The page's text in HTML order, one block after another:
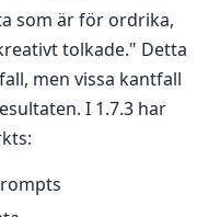
som är för ordrika,
tolkade." Detta
men vissa kantfall
I 1.7.3 har